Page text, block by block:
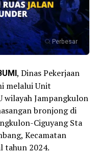
Perbesar
, Dinas Pekerjaan
melalui Unit
wilayah Jampangkulon
bronjong di
Ciguyang Sta
Kecamatan
tahun 2024.